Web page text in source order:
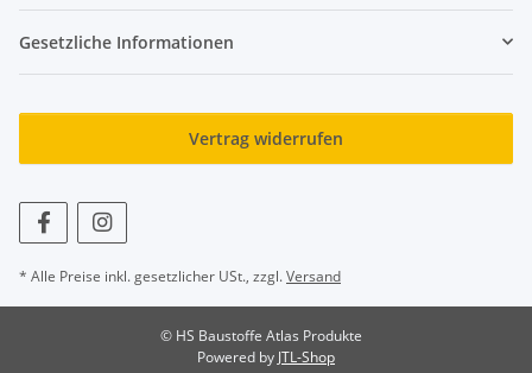
Gesetzliche Informationen
Vertrag widerrufen
* Alle Preise inkl. gesetzlicher USt., zzgl.Versand
© HS Baustoffe Atlas Produkte
Powered by JTL-Shop